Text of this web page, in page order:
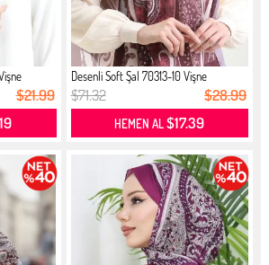
$21.99
Desenli Soft Şal 70313-10 Vişne
$71.32 $28.99
HEMEN AL$17.39